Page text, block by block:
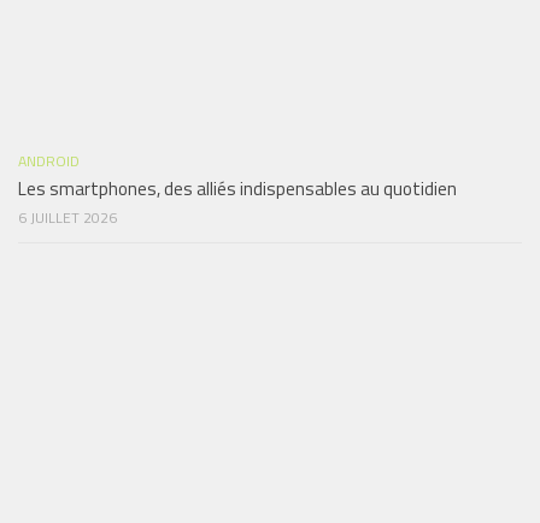
ANDROID
Les smartphones, des alliés indispensables au quotidien
6 JUILLET 2026